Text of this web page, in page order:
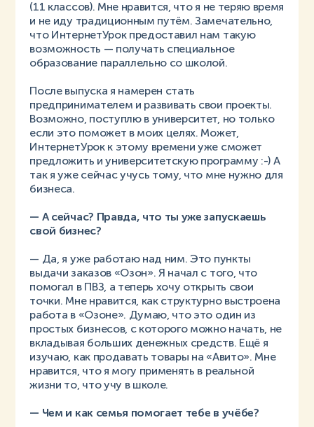
(11 классов). Мне нравится, что я не теряю время
и не иду традиционным путём. Замечательно,
что ИнтернетУрок предоставил нам такую
возможность — получать специальное
образование параллельно со школой.
После выпуска я намерен стать
предпринимателем и развивать свои проекты.
Возможно, поступлю в университет, но только
если это поможет в моих целях. Может,
ИнтернетУрок к этому времени уже сможет
предложить и университетскую программу :-) А
так я уже сейчас учусь тому, что мне нужно для
бизнеса.
— А сейчас? Правда, что ты уже запускаешь
свой бизнес?
— Да, я уже работаю над ним. Это пункты
выдачи заказов «Озон». Я начал с того, что
помогал в ПВЗ, а теперь хочу открыть свои
точки. Мне нравится, как структурно выстроена
работа в «Озоне». Думаю, что это один из
простых бизнесов, с которого можно начать, не
вкладывая больших денежных средств. Ещё я
изучаю, как продавать товары на «Авито». Мне
нравится, что я могу применять в реальной
жизни то, что учу в школе.
— Чем и как семья помогает тебе в учёбе?